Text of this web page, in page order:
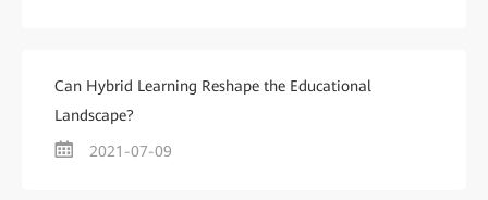
Can Hybrid Learning Reshape the Educational
Landscape?
2021-07-09